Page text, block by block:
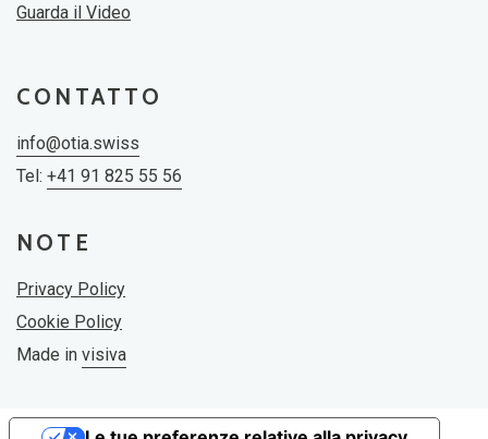
Guarda il Video
CONTATTO
info@otia.swiss
Tel: +41 91 825 55 56
NOTE
Privacy Policy
Cookie Policy
Made in visiva